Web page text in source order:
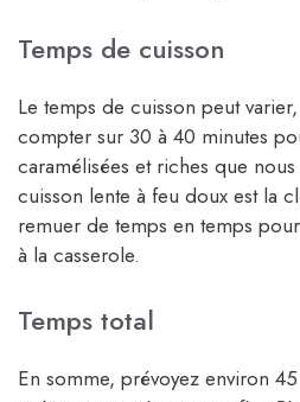
Temps de cuisson
Le temps de cuisson peut
compter sur 30 à 40 minutes
caramélisées et riches que
cuisson lente à feu doux est la
remuer de temps en temps
à la casserole.
Temps total
En somme, prévoyez environ